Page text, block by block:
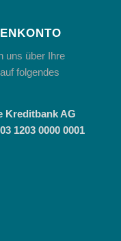
uns über Ihre
folgendes
Kreditbank AG
1203 0000 0001